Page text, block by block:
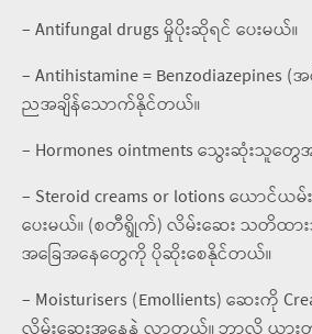
– Antifungal drugs မှိုပိုးဆိုရင် ပေးမယ်။
– Antihistamine =
ညအချိန်သောက်နိုင်တယ်။
– Hormones ointments သွေးဆုံးသူ
– Steroid creams or lotions ယော
ပေးမယ်။ (စတီရွိုက်) လိမ်းဆေး သတိထား
အခြေအနေတွေကို ပိုဆိုးစေနိုင်တယ်။
– Moisturisers (Emollients) ဆေးကို